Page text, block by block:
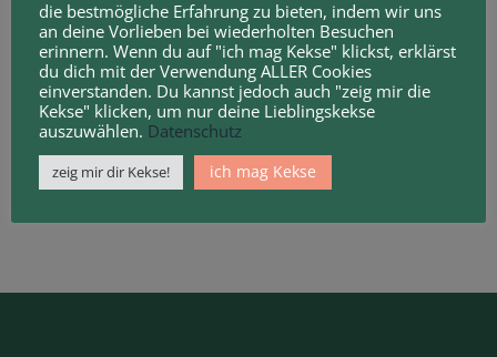
Sie sich mit unserenGeschäftsbedingungenund
Datenschutzbestimmungen einverstanden.
die bestmögliche Erfahrung zu bieten, indem wir uns
an deine Vorlieben bei wiederholten Besuchen
erinnern. Wenn du auf "ich mag Kekse" klickst, erklärst
du dich mit der Verwendung ALLER Cookies
einverstanden. Du kannst jedoch auch "zeig mir die
Kekse" klicken, um nur deine Lieblingskekse
auszuwählen. Datenschutz
zeig mir dir Kekse! ich mag Kekse